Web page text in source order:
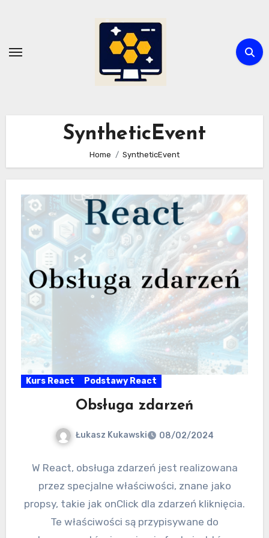
SyntheticEvent
Home SyntheticEvent
Kurs React Podstawy React
Obsługa zdarzeń
Łukasz Kukawski 08/02/2024
W React, obsługa zdarzeń jest realizowana
przez specjalne właściwości, znane jako
propsy, takie jak onClick dla zdarzeń kliknięcia.
Te właściwości są przypisywane do